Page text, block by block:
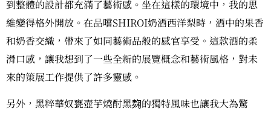
到整體的設計都充滿了藝術感。坐在這樣的環境中，我的思
維變得格外開放。在品嚐SHIROI奶酒西洋梨時，酒中的果香
和奶香交織，帶來了如同藝術品般的感官享受。這款酒的柔
滑口感，讓我想到了一些全新的展覽概念和藝術風格，對未
來的策展工作提供了許多靈感。
另外，黑粹華奴甕壺芋燒酎黑麹的獨特風味也讓我大為驚